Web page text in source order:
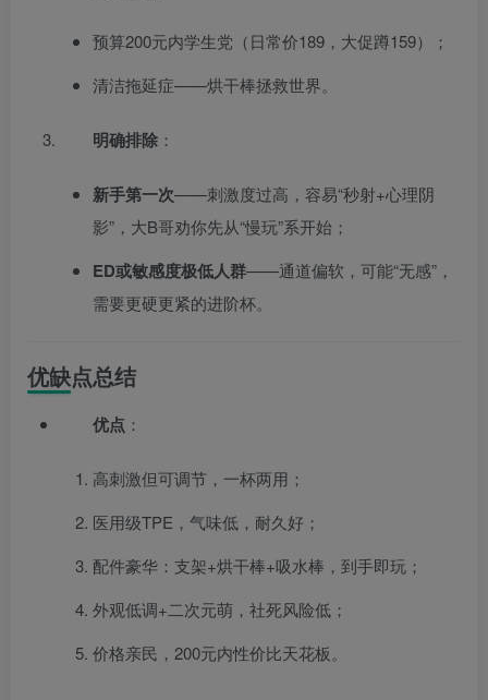
预算200元内学生党（日常价189，大促蹲159）；
清洁拖延症——烘干棒拯救世界。
明确排除 ：
新手第一次——刺激度过高，容易“秒射+心理阴
影”，大B哥劝你先从“慢玩”系开始；
ED或敏感度极低人群——通道偏软，可能“无感”，
需要更硬更紧的进阶杯。
优缺点总结
优点 ：
高刺激但可调节，一杯两用；
医用级TPE，气味低，耐久好；
配件豪华：支架+烘干棒+吸水棒，到手即玩；
外观低调+二次元萌，社死风险低；
价格亲民，200元内性价比天花板。